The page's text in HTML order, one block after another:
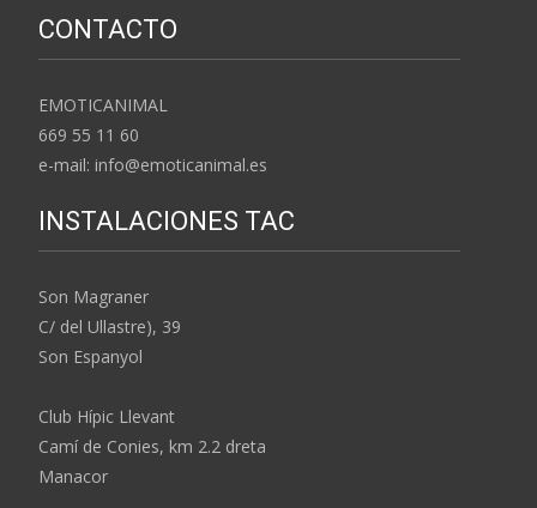
CONTACTO
EMOTICANIMAL
669 55 11 60
e-mail: info@emoticanimal.es
INSTALACIONES TAC
Son Magraner
C/ del Ullastre), 39
Son Espanyol
Club Hípic Llevant
Camí de Conies, km 2.2 dreta
Manacor